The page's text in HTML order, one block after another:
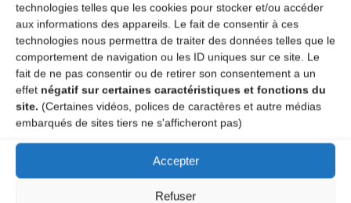
technologies telles que les cookies pour stocker et/ou accéder
aux informations des appareils. Le fait de consentir à ces
technologies nous permettra de traiter des données telles que le
comportement de navigation ou les ID uniques sur ce site. Le
fait de ne pas consentir ou de retirer son consentement a un
effet négatif sur certaines caractéristiques et fonctions du
site. (Certaines vidéos, polices de caractères et autre médias
embarqués de sites tiers ne s'afficheront pas)
Accepter
Refuser
Le distributeur des musiques Trad'